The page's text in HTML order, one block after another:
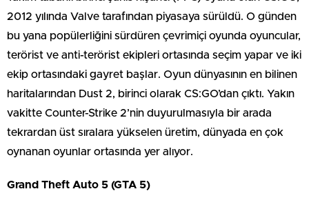
2012 yılında Valve tarafından piyasaya sürüldü. O günden
bu yana popülerliğini sürdüren çevrimiçi oyunda oyuncular,
terörist ve anti-terörist ekipleri ortasında seçim yapar ve iki
ekip ortasındaki gayret başlar. Oyun dünyasının en bilinen
haritalarından Dust 2, birinci olarak CS:GO’dan çıktı. Yakın
vakitte Counter-Strike 2’nin duyurulmasıyla bir arada
tekrardan üst sıralara yükselen üretim, dünyada en çok
oynanan oyunlar ortasında yer alıyor.
Grand Theft Auto 5 (GTA 5)